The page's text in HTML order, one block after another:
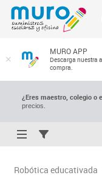
MURO APP
Descarga nuestra
compra.
¿Eres maestro, colegio o
precios.
Robótica educativada